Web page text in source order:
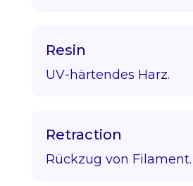
Resin
UV-härtendes Harz.
Retraction
Rückzug von Filament.